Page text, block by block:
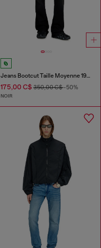
Jeans Bootcut Taille Moyenne 1998 D-Buck
175,00 C$350,00 C$-50%
NOIR